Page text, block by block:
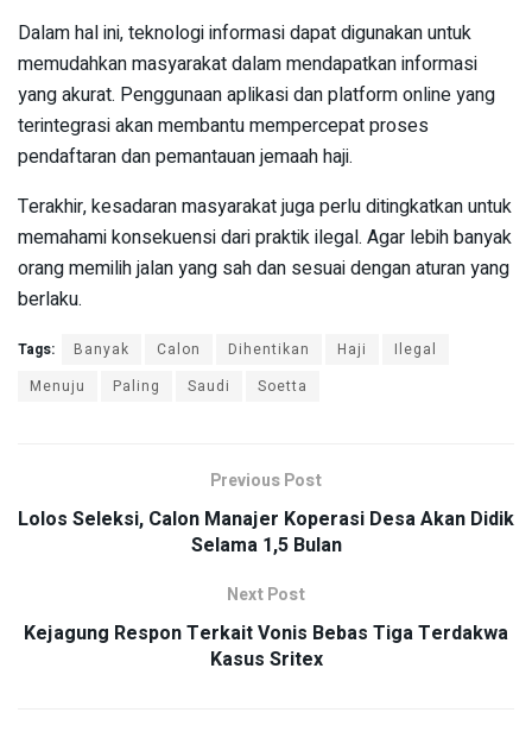
Dalam hal ini, teknologi informasi dapat digunakan untuk
memudahkan masyarakat dalam mendapatkan informasi
yang akurat. Penggunaan aplikasi dan platform online yang
terintegrasi akan membantu mempercepat proses
pendaftaran dan pemantauan jemaah haji.
Terakhir, kesadaran masyarakat juga perlu ditingkatkan untuk
memahami konsekuensi dari praktik ilegal. Agar lebih banyak
orang memilih jalan yang sah dan sesuai dengan aturan yang
berlaku.
Tags: Banyak Calon Dihentikan Haji
Ilegal
Menuju
Paling Saudi Soetta
Previous Post
Lolos Seleksi, Calon Manajer Koperasi Desa Akan Didik
Selama 1,5 Bulan
Next Post
Kejagung Respon Terkait Vonis Bebas Tiga Terdakwa
Kasus Sritex